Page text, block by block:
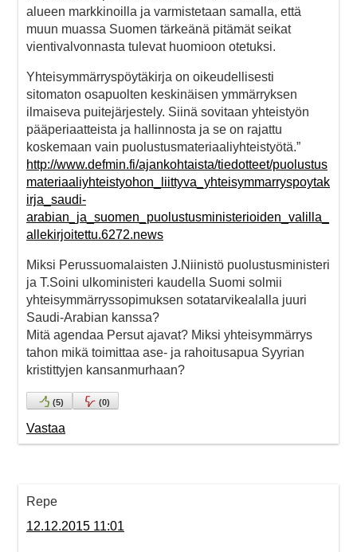
alueen markkinoilla ja varmistetaan samalla, että
muun muassa Suomen tärkeänä pitämät seikat
vientivalvonnasta tulevat huomioon otetuksi.
Yhteisymmärryspöytäkirja on oikeudellisesti
sitomaton osapuolten keskinäisen ymmärryksen
ilmaiseva puitejärjestely. Siinä sovitaan yhteistyön
pääperiaatteista ja hallinnosta ja se on rajattu
koskemaan vain puolustusmateriaaliyhteistyötä.”
http://www.defmin.fi/ajankohtaista/tiedotteet/puolustus
materiaaliyhteistyohon_liittyva_yhteisymmarryspoytak
irja_saudi-
arabian_ja_suomen_puolustusministerioiden_valilla_
allekirjoitettu.6272.news
Miksi Perussuomalaisten J.Niinistö puolustusministeri
ja T.Soini ulkoministeri kaudella Suomi solmii
yhteisymmärryssopimuksen sotatarvikealalla juuri
Saudi-Arabian kanssa?
Mitä agendaa Persut ajavat? Miksi yhteisymmärrys
tahon mikä toimittaa ase- ja rahoitusapua Syyrian
kristittyjen kansanmurhaan?
(5) (0)
Vastaa
Repe
12.12.2015 11:01